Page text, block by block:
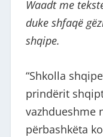
Waadt me
duke shfaqë
shqipe.
“Shkolla
prindërit
vazhdueshme
përbashkëta